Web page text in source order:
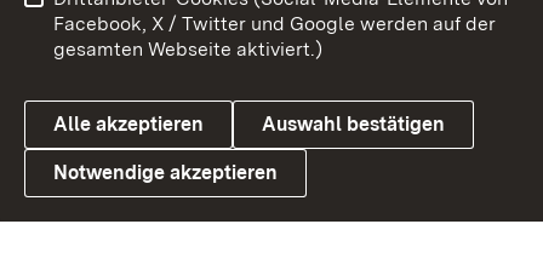
Link zum Landesportal
Benutzungshinweise
Barrierefreiheit
Datenschutz
Cookies
Facebook, X / Twitter und Google werden auf der
gesamten Webseite aktiviert.)
Alle akzeptieren Auswahl bestätigen
Notwendige akzeptieren